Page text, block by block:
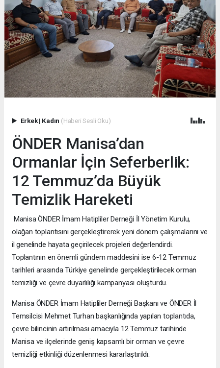
Erkek| Kadın (Haberi Sesli Oku)
ÖNDER Manisa’dan
Ormanlar İçin Seferberlik:
12 Temmuz’da Büyük
Temizlik Hareketi
Manisa ÖNDER İmam Hatipliler Derneği İl Yönetim Kurulu,
olağan toplantısını gerçekleştirerek yeni dönem çalışmalarını ve
il genelinde hayata geçirilecek projeleri değerlendirdi.
Toplantının en önemli gündem maddesini ise 6-12 Temmuz
tarihleri arasında Türkiye genelinde gerçekleştirilecek orman
temizliği ve çevre duyarlılığı kampanyası oluşturdu.
Manisa ÖNDER İmam Hatipliler Derneği Başkanı ve ÖNDER İl
Temsilcisi Mehmet Turhan başkanlığında yapılan toplantıda,
çevre bilincinin artırılması amacıyla 12 Temmuz tarihinde
Manisa ve ilçelerinde geniş kapsamlı bir orman ve çevre
temizliği etkinliği düzenlenmesi kararlaştırıldı.